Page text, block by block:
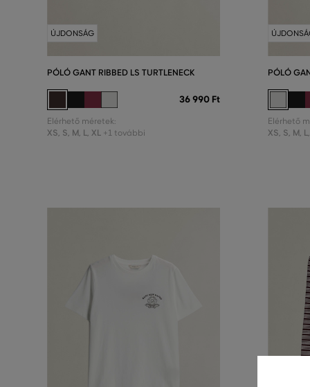
ÚJDONSÁG
PÓLÓ GANT RIBBED LS TURTLENECK
36 990 Ft
Elérhető méretek:
XS, S, M, L, XL +1 további
PÓLÓ
Elérhető
XS, S, M, L,